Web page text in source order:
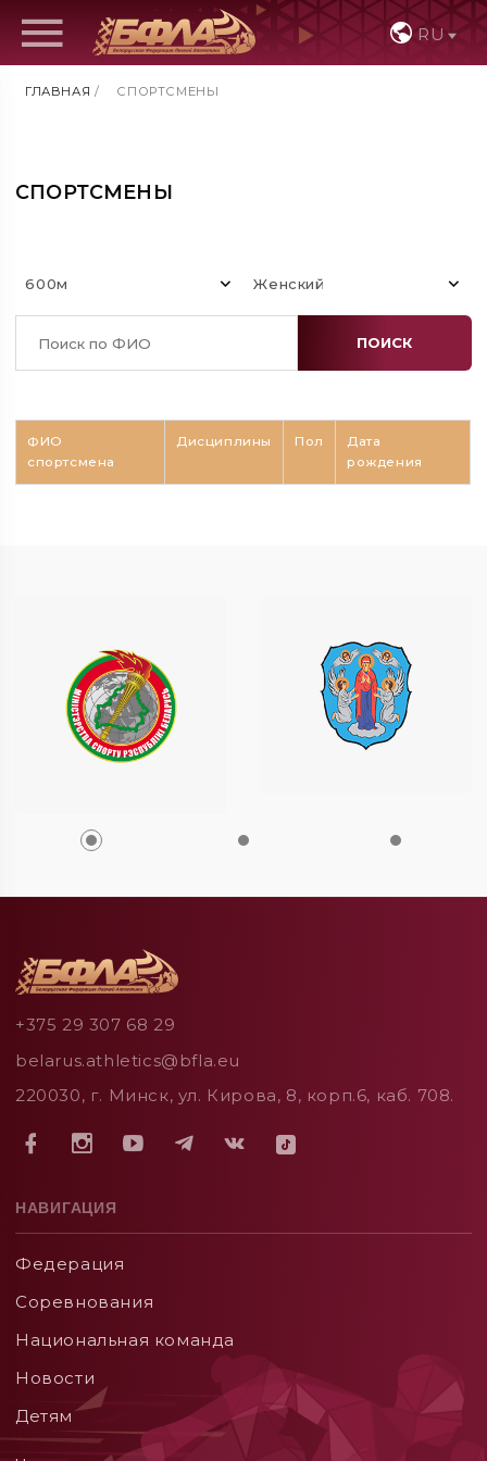
RU
ГЛАВНАЯ / СПОРТСМЕНЫ
СПОРТСМЕНЫ
600м Женский
ПОИСК
ФИО
спортсмена
Дисциплины Пол
Дата
рождения
+375 29 307 68 29
belarus.athletics@bfla.eu
220030, г. Минск, ул. Кирова, 8, корп.6, каб. 708.
НАВИГАЦИЯ
Федерация
Соревнования
Национальная команда
Новости
Детям